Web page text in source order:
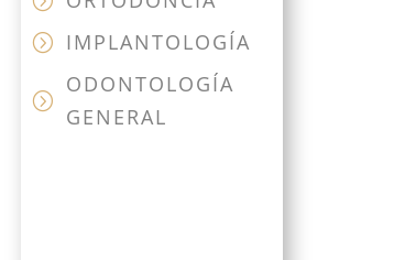
= IMPLANTOLOGÍA
=
ODONTOLOGÍA
GENERAL